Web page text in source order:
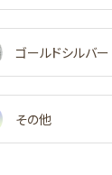
ゴールドシルバー
その他